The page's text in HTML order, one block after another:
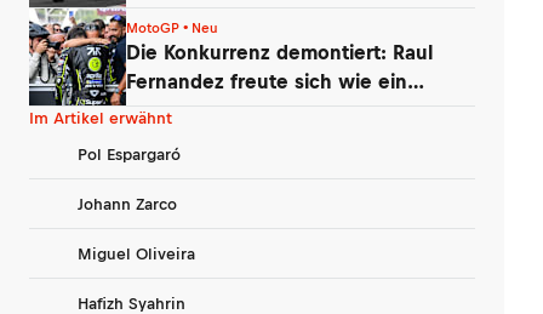
MotoGP • Neu
Die Konkurrenz demontiert: Raul
Fernandez freute sich wie ein
kleines Kind
Im Artikel erwähnt
Pol Espargaró
Johann Zarco
Miguel Oliveira
Hafizh Syahrin